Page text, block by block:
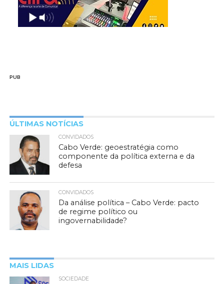
PUB
ÚLTIMAS NOTÍCIAS
CONVIDADOS
Cabo Verde: geoestratégia como
componente da política externa e da
defesa
CONVIDADOS
Da análise política – Cabo Verde: pacto
de regime político ou
ingovernabilidade?
MAIS LIDAS
SOCIEDADE